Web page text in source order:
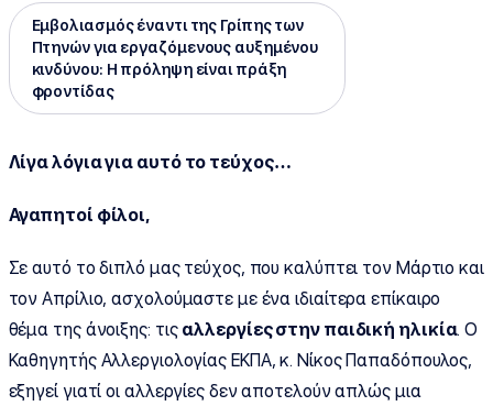
Εμβολιασμός έναντι της Γρίπης των
Πτηνών για εργαζόμενους αυξημένου
κινδύνου: Η πρόληψη είναι πράξη
φροντίδας
Λίγα λόγια για αυτό το τεύχος…
Αγαπητοί φίλοι,
Σε αυτό το διπλό μας τεύχος, που καλύπτει τον Μάρτιο και
τον Απρίλιο, ασχολούμαστε με ένα ιδιαίτερα επίκαιρο
θέμα της άνοιξης: τις αλλεργίες στην παιδική ηλικία. Ο
Καθηγητής Αλλεργιολογίας ΕΚΠΑ, κ. Νίκος Παπαδόπουλος,
εξηγεί γιατί οι αλλεργίες δεν αποτελούν απλώς μια